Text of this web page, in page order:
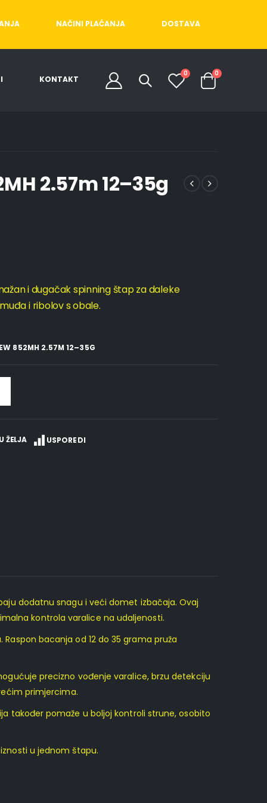
NAČINI PLAĆANJA DOSTAVA
KONTAKT
0 0
2.57m 12–35g
i dugačak spinning štap za daleke
i ribolov s obale.
852MH 2.57M 12–35G
ŽELJA USPOREDI
dodatnu snagu i veći domet izbačaja. Ovaj
kontrola varalice na udaljenosti.
bacanja od 12 do 35 grama pruža
precizno vođenje varalice, brzu detekciju
primjercima.
također pomaže u boljoj kontroli strune, osobito
u jednom štapu.